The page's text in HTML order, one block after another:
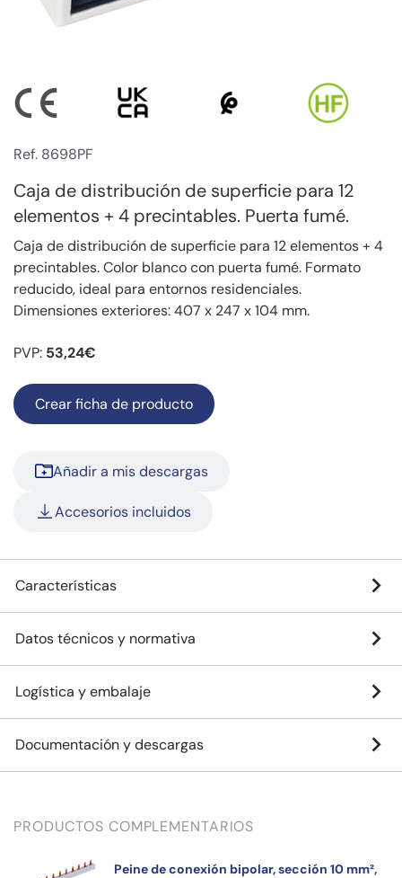
Ref. 8698PF
Caja de distribución de superficie para 12
elementos + 4 precintables. Puerta fumé.
Caja de distribución de superficie para 12 elementos + 4
precintables. Color blanco con puerta fumé. Formato
reducido, ideal para entornos residenciales.
Dimensiones exteriores: 407 x 247 x 104 mm.
PVP: 53,24€
Crear ficha de producto
Añadir a mis descargas
Accesorios incluidos
Características
Datos técnicos y normativa
Logística y embalaje
Documentación y descargas
PRODUCTOS COMPLEMENTARIOS
Peine de conexión bipolar, sección 10 mm²,